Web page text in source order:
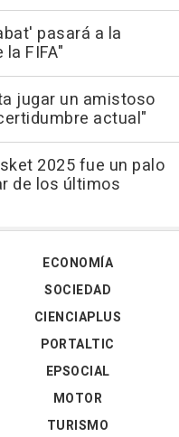
pasará a la
FIFA"
jugar un amistoso
actual"
2025 fue un palo
de los últimos
ECONOMÍA
SOCIEDAD
CIENCIAPLUS
PORTALTIC
EPSOCIAL
MOTOR
TURISMO